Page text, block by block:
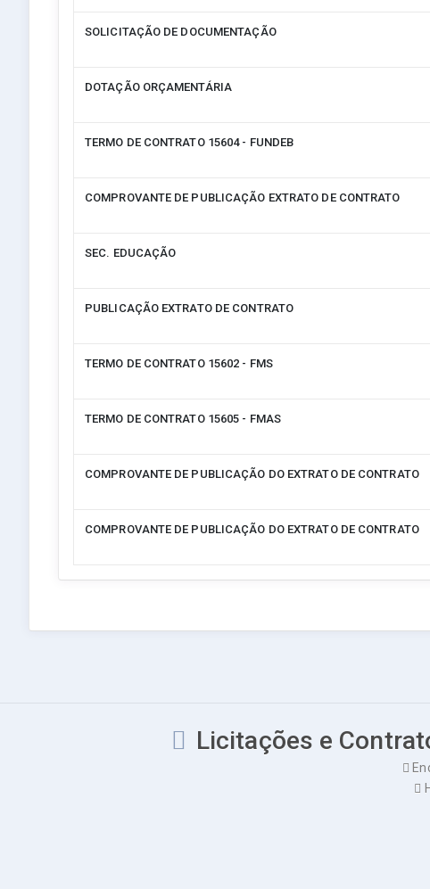
SOLICITAÇÃO DE DOCUMENTAÇÃO
DOTAÇÃO ORÇAMENTÁRIA
TERMO DE CONTRATO 15604 - FUNDEB
COMPROVANTE DE PUBLICAÇÃO EXTRATO DE CONTRATO
SEC. EDUCAÇÃO
PUBLICAÇÃO EXTRATO DE CONTRATO
TERMO DE CONTRATO 15602 - FMS
TERMO DE CONTRATO 15605 - FMAS
COMPROVANTE DE PUBLICAÇÃO DO EXTRATO DE CONTRATO
COMPROVANTE DE PUBLICAÇÃO DO EXTRATO DE CONTRATO
Licitações e